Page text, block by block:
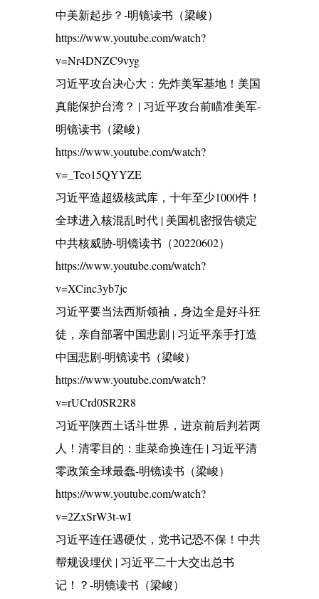
中美新起步？-明镜读书（梁峻）
https://www.youtube.com/watch?
v=Nr4DNZC9vyg
习近平攻台决心大：先炸美军基地！美国
真能保护台湾？ | 习近平攻台前瞄准美军-
明镜读书（梁峻）
https://www.youtube.com/watch?
v=_Teo15QYYZE
习近平造超级核武库，十年至少1000件！
全球进入核混乱时代 | 美国机密报告锁定
中共核威胁-明镜读书（20220602）
https://www.youtube.com/watch?
v=XCinc3yb7jc
习近平要当法西斯领袖，身边全是好斗狂
徒，亲自部署中国悲剧 | 习近平亲手打造
中国悲剧-明镜读书（梁峻）
https://www.youtube.com/watch?
v=rUCrd0SR2R8
习近平陕西土话斗世界，进京前后判若两
人！清零目的：韭菜命换连任 | 习近平清
零政策全球最蠢-明镜读书（梁峻）
https://www.youtube.com/watch?
v=2ZxSrW3t-wI
习近平连任遇硬仗，党书记恐不保！中共
帮规设埋伏 | 习近平二十大交出总书
记！？-明镜读书（梁峻）